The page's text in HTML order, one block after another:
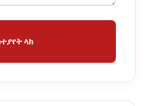
ላክ